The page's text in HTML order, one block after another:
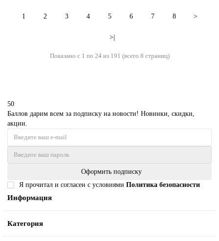
1 2 3 4 5 6 7 8 >
>|
Показано с 1 по 24 из 191 (всего 8 страниц)
50
Баллов дарим всем за подписку на новости! Новинки, скидки,
акции.
Оформить подписку
Я прочитал и согласен с условиями Политика безопасности
Информация
Категория